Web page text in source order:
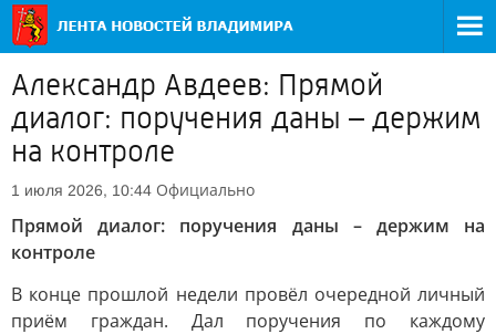
Александр Авдеев: Прямой
диалог: поручения даны – держим
на контроле
1 июля 2026, 10:44 Официально
Прямой диалог: поручения даны – держим на
контроле
В конце прошлой недели провёл очередной личный
приём граждан. Дал поручения по каждому